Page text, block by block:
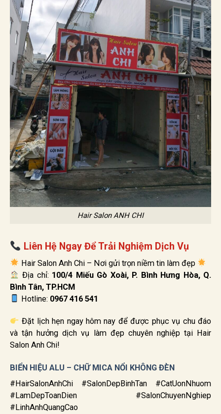
Hair Salon ANH CHI
Liên Hệ Ngay Để Trải Nghiệm Dịch Vụ
Hair Salon Anh Chi – Nơi gửi trọn niềm tin làm đẹp
Địa chỉ: 100/4 Miếu Gò Xoài, P. Bình Hưng Hòa, Q.
Bình Tân, TP.HCM
Hotline: 0967 416 541
Đặt lịch hẹn ngay hôm nay để được phục vụ chu đáo
và tận hưởng dịch vụ làm đẹp chuyên nghiệp tại Hair
Salon Anh Chi!
BIỂN HIỆU ALU – CHỮ MICA NỔI KHÔNG ĐÈN
#HairSalonAnhChi #SalonDepBinhTan #CatUonNhuom
#LamDepToanDien #SalonChuyenNghiep
#LinhAnhQuangCao